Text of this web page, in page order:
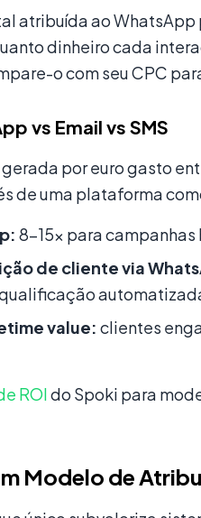
atribuída ao
dinheiro cada
o com seu CPC
vs Email vs SMS
por euro gasto
de uma plataforma
8–15x para campanhas
de cliente via
value: clientes
ROIdo Spoki para
Modelo de